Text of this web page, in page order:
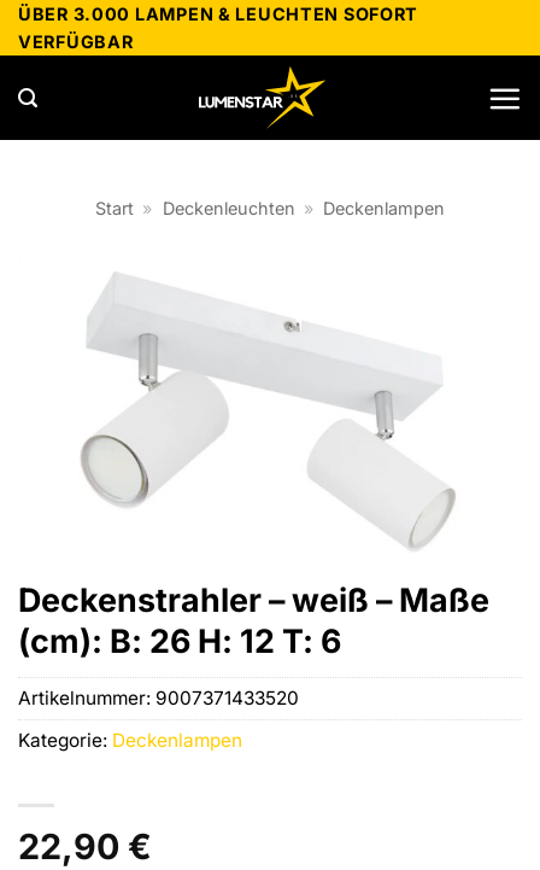
Zum
Inhalt
springen
ÜBER 3.000 LAMPEN & LEUCHTEN SOFORT
VERFÜGBAR
Start » Deckenleuchten » Deckenlampen
Deckenstrahler – weiß – Maße
(cm): B: 26 H: 12 T: 6
22,90 €
Artikelnummer: 9007371433520
Kategorie: Deckenlampen